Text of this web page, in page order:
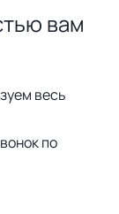
вам
весь
по